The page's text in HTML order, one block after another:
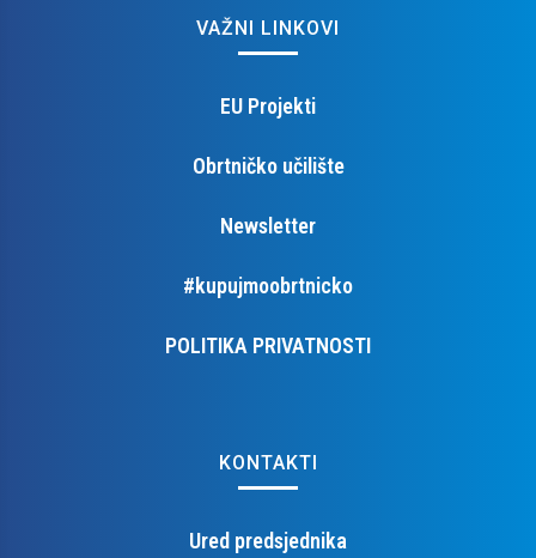
VAŽNI LINKOVI
EU Projekti
Obrtničko učilište
Newsletter
#kupujmoobrtnicko
POLITIKA PRIVATNOSTI
KONTAKTI
Ured predsjednika